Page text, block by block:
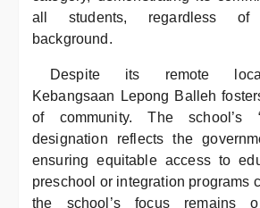
all students, regardless of
background.
Despite its remote
Kebangsaan Lepong Balleh
of community. The school’s
designation reflects the
ensuring equitable access to
preschool or integration programs
the school’s focus remains